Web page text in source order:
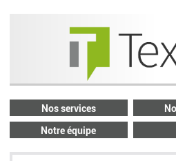
Nos services
Notre équipe